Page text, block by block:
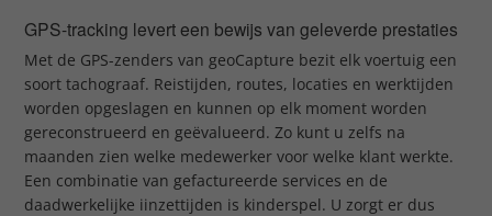
GPS-tracking levert een bewijs van geleverde prestaties
Met de GPS-zenders van geoCapture bezit elk voertuig een
soort tachograaf. Reistijden, routes, locaties en werktijden
worden opgeslagen en kunnen op elk moment worden
gereconstrueerd en geëvalueerd. Zo kunt u zelfs na
maanden zien welke medewerker voor welke klant werkte.
Een combinatie van gefactureerde services en de
daadwerkelijke iinzettijden is kinderspel. U zorgt er dus